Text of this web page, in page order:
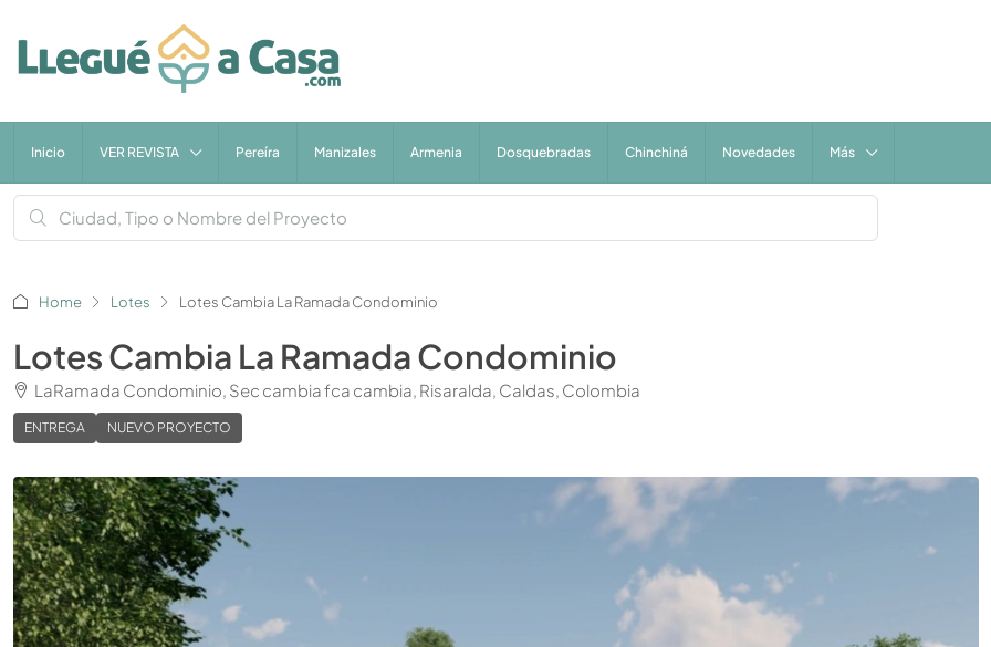
Inicio VER REVISTA Pereíra Manizales Armenia Dosquebradas Chinchiná Novedades Más
Home Lotes Lotes Cambia La Ramada Condominio
Lotes Cambia La Ramada Condominio
LaRamada Condominio, Sec cambia fca cambia, Risaralda, Caldas, Colombia
ENTREGA NUEVO PROYECTO